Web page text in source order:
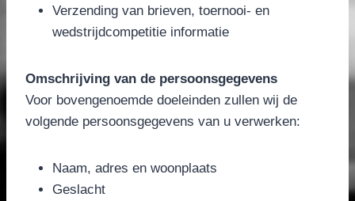
Verzending van brieven, toernooi- en
wedstrijdcompetitie informatie
Omschrijving van de persoonsgegevens
Voor bovengenoemde doeleinden zullen wij de
volgende persoonsgegevens van u verwerken:
Naam, adres en woonplaats
Geslacht